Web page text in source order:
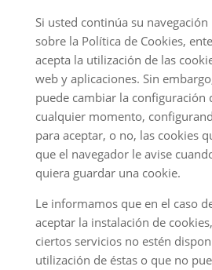
Si usted continúa su
sobre la Política de Cookies,
acepta la utilización de las
web y aplicaciones. Sin
puede cambiar la configuración
cualquier momento,
para aceptar, o no, las cookies
que el navegador le avise
quiera guardar una cookie.
Le informamos que en el caso
aceptar la instalación de
ciertos servicios no estén
utilización de éstas o que no